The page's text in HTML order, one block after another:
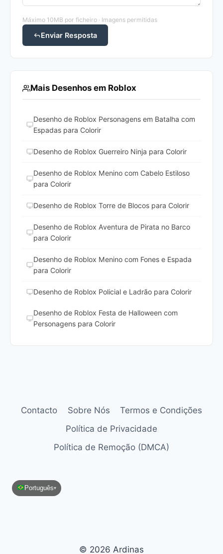
Máximo 10MB por ficheiro · Imagens permitidas
Enviar Resposta
Mais Desenhos em Roblox
Desenho de Roblox Personagens em Batalha com
Espadas para Colorir
Desenho de Roblox Guerreiro Ninja para Colorir
Desenho de Roblox Menino com Cabelo Estiloso
para Colorir
Desenho de Roblox Torre de Blocos para Colorir
Desenho de Roblox Aventura de Pirata no Barco
para Colorir
Desenho de Roblox Menino com Fones e Espada
para Colorir
Desenho de Roblox Policial e Ladrão para Colorir
Desenho de Roblox Festa de Halloween com
Personagens para Colorir
Contacto Sobre Nós
Termos e Condições
Política de Privacidade
Política de Remoção (DMCA)
Português▾
© 2026 Ardinas